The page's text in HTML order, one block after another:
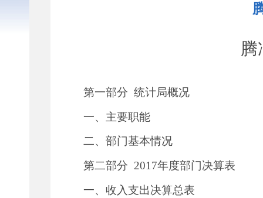
腾
第一部分 统计局概况
一、主要职能
二、部门基本情况
第二部分 2017年度部门决算表
一、收入支出决算总表